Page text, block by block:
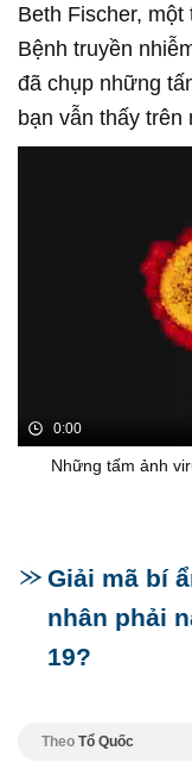
Beth Fischer,
Bệnh truyền
đã chụp những
bạn vẫn thấy trên
0:00
Những tấm ảnh
Giải mã bí
nhân phải
19?
Theo Tổ Quốc